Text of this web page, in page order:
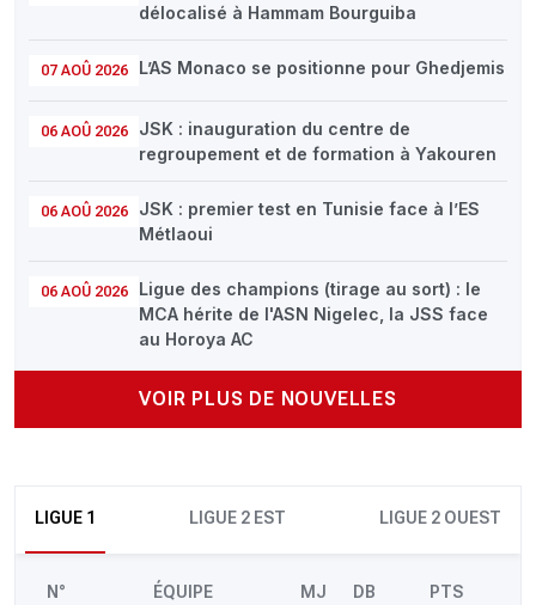
délocalisé à Hammam Bourguiba
07 AOÛ 2026 L’AS Monaco se positionne pour Ghedjemis
06 AOÛ 2026
JSK : inauguration du centre de
regroupement et de formation à Yakouren
06 AOÛ 2026
JSK : premier test en Tunisie face à l’ES
Métlaoui
06 AOÛ 2026
Ligue des champions (tirage au sort) : le
MCA hérite de l'ASN Nigelec, la JSS face
au Horoya AC
VOIR PLUS DE NOUVELLES
LIGUE 1 LIGUE 2 EST LIGUE 2 OUEST
N° ÉQUIPE MJ DB PTS